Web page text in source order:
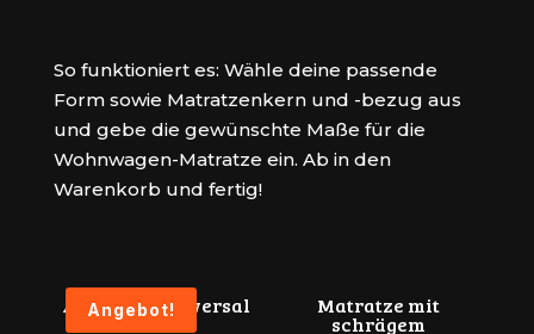
So funktioniert es: Wähle deine passende
Form sowie Matratzenkern und -bezug aus
und gebe die gewünschte Maße für die
Wohnwagen-Matratze ein. Ab in den
Warenkorb und fertig!
Angebot!
Alanpur® Universal Matratze mit
schrägem